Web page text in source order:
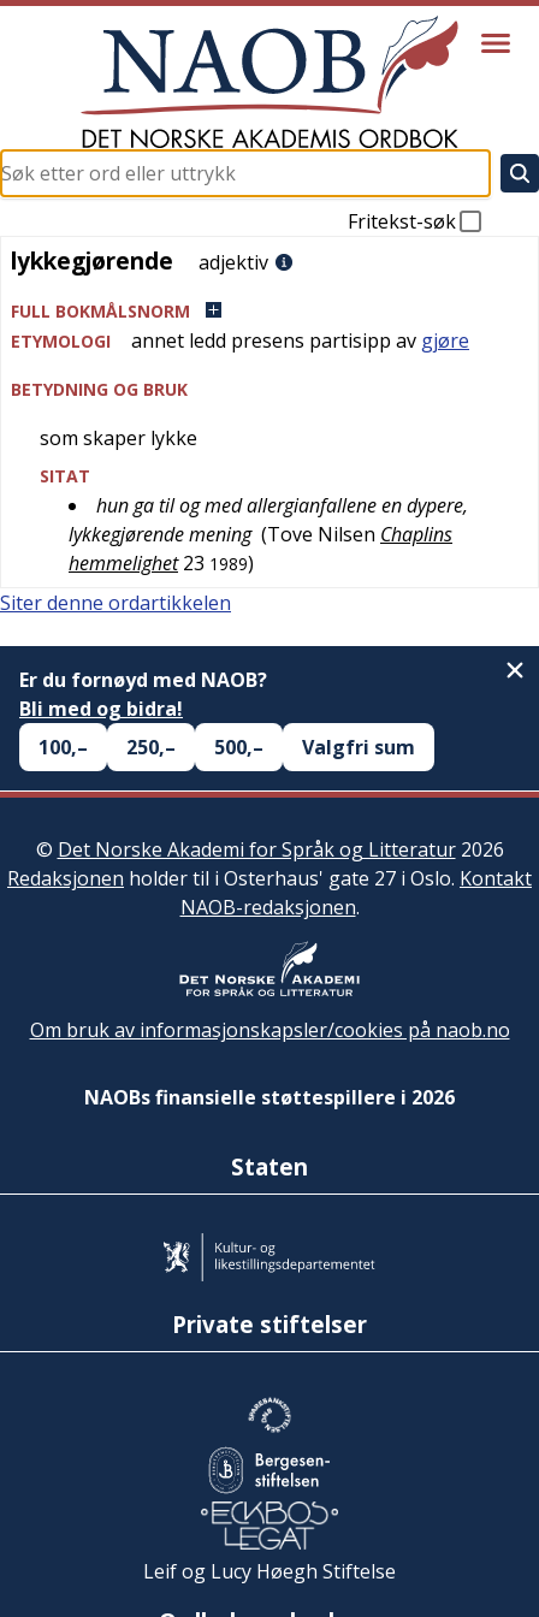
Fritekst-søk
lykkegjørende
lykkegjørende adjektiv
FULL BOKMÅLSNORM
ETYMOLOGI
annet ledd presens partisipp av gjøre
BETYDNING OG BRUK
som skaper lykke
SITAT
hun ga til og med allergianfallene en dypere,
lykkegjørende mening (Tove Nilsen Chaplins
hemmelighet 23 1989)
Siter denne ordartikkelen
Er du fornøyd med NAOB?
Bli med og bidra!
100,–
250,– 500,– Valgfri sum
© Det Norske Akademi for Språk og Litteratur2026
Redaksjonen holder til i Osterhaus' gate 27 i Oslo. Kontakt
NAOB-redaksjonen.
Om bruk av informasjonskapsler/cookies på naob.no
NAOBs finansielle støttespillere i 2026
Staten
Private stiftelser
Leif og Lucy Høegh Stiftelse